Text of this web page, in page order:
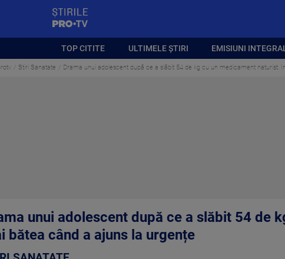
TOP CITITE ULTIMELE ȘTIRI EMISIUNI
Stiri Sanatate Drama unui adolescent după ce a slăbit 54 de kg cu un medicament naturist.
unui adolescent după ce a slăbit 54 de
bătea când a ajuns la urgențe